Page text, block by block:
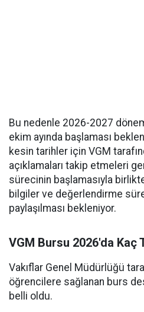
Bu nedenle 2026-2027
ekim ayında başlaması
kesin tarihler için VGM
açıklamaları takip etmeleri
sürecinin başlamasıyla
bilgiler ve değerlendirme
paylaşılması bekleniyor.
VGM Bursu 2026'da Kaç
Vakıflar Genel Müdürlüğü
öğrencilere sağlanan burs
belli oldu.